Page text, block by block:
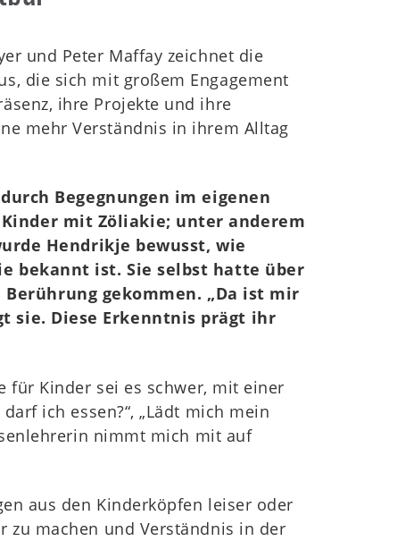
und Peter Maffay zeichnet die
die sich mit großem Engagement
ihre Projekte und ihre
mehr Verständnis in ihrem Alltag
Begegnungen im eigenen
mit Zöliakie; unter anderem
Hendrikje bewusst, wie
bekannt ist. Sie selbst hatte über
gekommen. „Da ist mir
sie. Diese Erkenntnis prägt ihr
für Kinder sei es schwer, mit einer
ich essen?“, „Lädt mich mein
nimmt mich mit auf
aus den Kinderköpfen leiser oder
zu machen und Verständnis in der